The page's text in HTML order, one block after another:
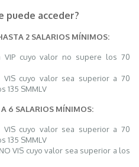
puede acceder?
2 SALARIOS MÍNIMOS:
VIP cuyo valor no supere los 70
VIS cuyo valor sea superior a 70
135 SMMLV
A 6 SALARIOS MÍNIMOS:
VIS cuyo valor sea superior a 70
135 SMMLV
VIS cuyo valor sea superior a los